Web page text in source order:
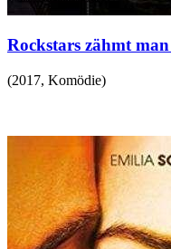
Rockstars zähmt
(2017, Komödie)